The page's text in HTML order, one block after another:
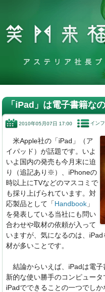
「iPad」は電子書籍な
2010年05月07日 17:00 イン
米Apple社の「iPad」（ア
イパッド）が話題です。いよ
いよ国内の発売も今月末に迫
り（追記あり※）、iPhoneの
時以上にTVなどのマスコミで
も採り上げられています。対
応製品として「Handbook 」
を発表している当社にも問い
合わせや取材の依頼が入って
いますが、気になるのは、
材が多いことです。
結論からいえば、iPadは電子
新的な使い勝手のコンピュータ
iPadでできることの一つでし